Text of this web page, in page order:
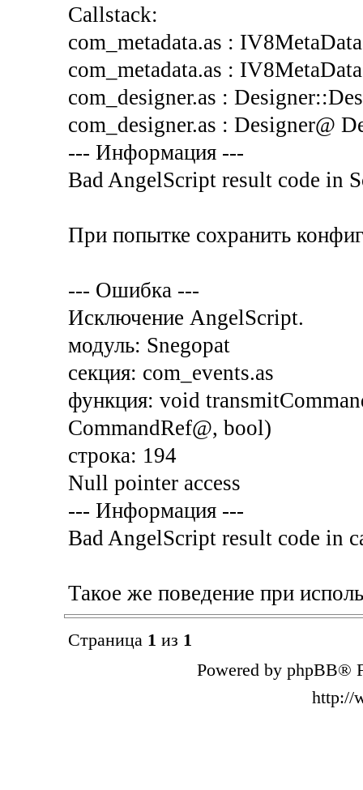
Callstack:
com_metadata.as :
com_metadata.as :
com_designer.as :
com_designer.as : Designer@
--- Информация ---
Bad AngelScript result code in
При попытке сохранить
--- Ошибка ---
Исключение AngelScript.
модуль: Snegopat
секция: com_events.as
функция: void
CommandRef@, bool)
строка: 194
Null pointer access
--- Информация ---
Bad AngelScript result code in
Такое же поведение при
Страница 1 из 1
Powered by phpBB®
http://